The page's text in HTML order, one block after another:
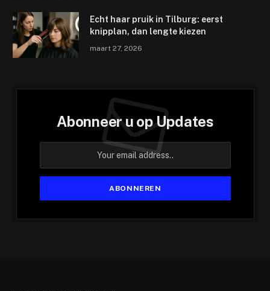
Echt haar pruik in Tilburg: eerst
knipplan, dan lengte kiezen
maart 27, 2026
Abonneer u op Updates